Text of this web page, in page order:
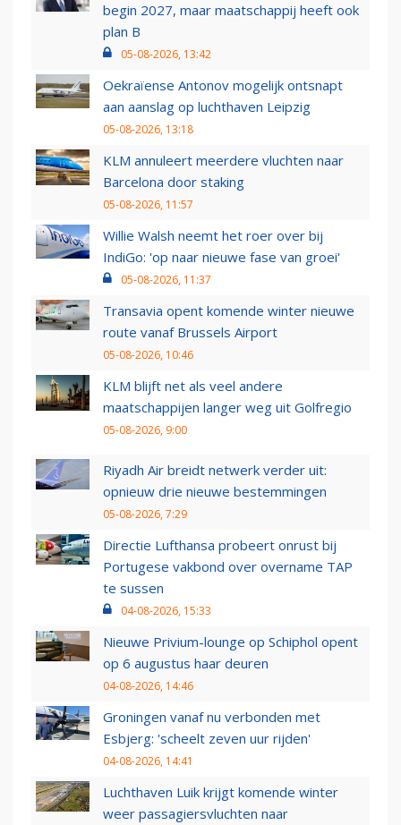
begin 2027, maar maatschappij heeft ook
plan B
05-08-2026, 13:42
Oekraïense Antonov mogelijk ontsnapt
aan aanslag op luchthaven Leipzig
05-08-2026, 13:18
KLM annuleert meerdere vluchten naar
Barcelona door staking
05-08-2026, 11:57
Willie Walsh neemt het roer over bij
IndiGo: 'op naar nieuwe fase van groei'
05-08-2026, 11:37
Transavia opent komende winter nieuwe
route vanaf Brussels Airport
05-08-2026, 10:46
KLM blijft net als veel andere
maatschappijen langer weg uit Golfregio
05-08-2026, 9:00
Riyadh Air breidt netwerk verder uit:
opnieuw drie nieuwe bestemmingen
05-08-2026, 7:29
Directie Lufthansa probeert onrust bij
Portugese vakbond over overname TAP
te sussen
04-08-2026, 15:33
Nieuwe Privium-lounge op Schiphol opent
op 6 augustus haar deuren
04-08-2026, 14:46
Groningen vanaf nu verbonden met
Esbjerg: 'scheelt zeven uur rijden'
04-08-2026, 14:41
Luchthaven Luik krijgt komende winter
weer passagiersvluchten naar